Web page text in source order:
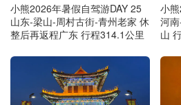
小熊2026年暑假自驾游DAY 25
山东-梁山-周村古街-青州老家 休
整后再返程广东 行程314.1公里
小
河
山